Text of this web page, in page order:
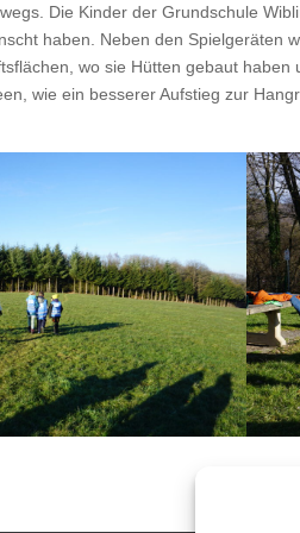
Die Kinder der Grund­schule
haben. Neben den Spiel­geräten
wo sie Hüt­ten gebaut
wie ein besser­er Auf­stieg zur